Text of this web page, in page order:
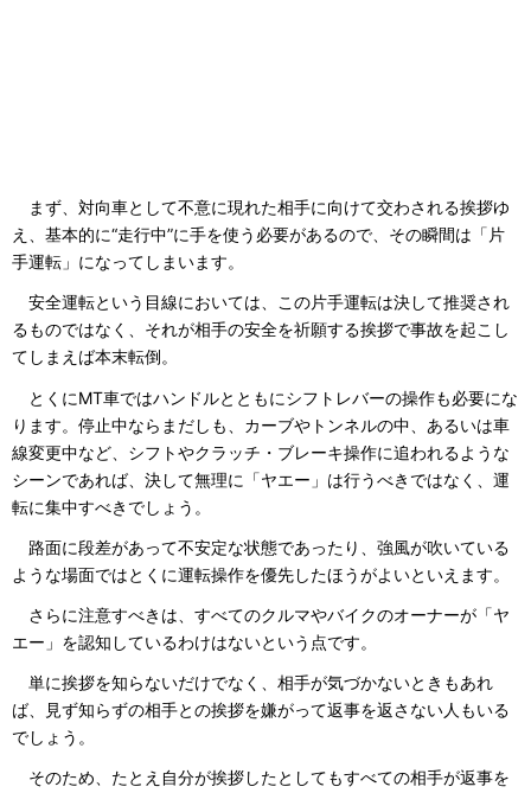
まず、対向車として不意に現れた相手に向けて交わされる挨拶ゆ
え、基本的に“走行中”に手を使う必要があるので、その瞬間は「片
手運転」になってしまいます。
安全運転という目線においては、この片手運転は決して推奨され
るものではなく、それが相手の安全を祈願する挨拶で事故を起こし
てしまえば本末転倒。
とくにMT車ではハンドルとともにシフトレバーの操作も必要にな
ります。停止中ならまだしも、カーブやトンネルの中、あるいは車
線変更中など、シフトやクラッチ・ブレーキ操作に追われるような
シーンであれば、決して無理に「ヤエー」は行うべきではなく、運
転に集中すべきでしょう。
路面に段差があって不安定な状態であったり、強風が吹いている
ような場面ではとくに運転操作を優先したほうがよいといえます。
さらに注意すべきは、すべてのクルマやバイクのオーナーが「ヤ
エー」を認知しているわけはないという点です。
単に挨拶を知らないだけでなく、相手が気づかないときもあれ
ば、見ず知らずの相手との挨拶を嫌がって返事を返さない人もいる
でしょう。
そのため、たとえ自分が挨拶したとしてもすべての相手が返事を